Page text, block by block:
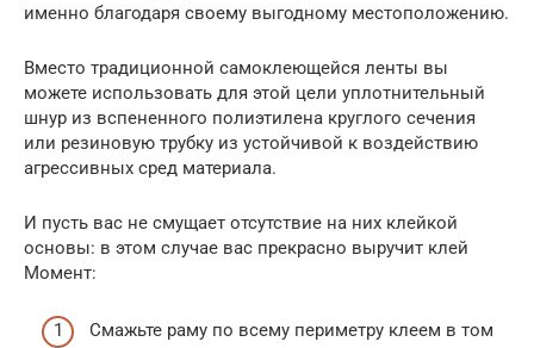
именно благодаря своему выгодному местоположению.
Вместо традиционной самоклеющейся ленты вы
можете использовать для этой цели уплотнительный
шнур из вспененного полиэтилена круглого сечения
или резиновую трубку из устойчивой к воздействию
агрессивных сред материала.
И пусть вас не смущает отсутствие на них клейкой
основы: в этом случае вас прекрасно выручит клей
Момент:
Смажьте раму по всему периметру клеем в том